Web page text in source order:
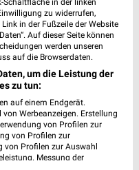
Schaltfläche in der linken
zu widerrufen,
in der Fußzeile der Website
Auf dieser Seite können
werden unseren
auf die Browserdaten.
um die Leistung der
zu tun:
auf einem Endgerät.
Werbeanzeigen. Erstellung
von Profilen zur
von Profilen zur
von Profilen zur Auswahl
Messung der